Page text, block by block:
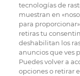
tecnologías de
muestran en
para
retiras tu
deshabilitan los
anuncios que ves
Puedes volver a
opciones o retirar